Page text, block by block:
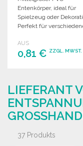
Entenkörper, ideal für
Spielzeug oder
Perfekt für
Großhandel.
AUS
0,81 € ZZGL. MWST.
Angebot anfordern
LIEFERANT
37 Produkts